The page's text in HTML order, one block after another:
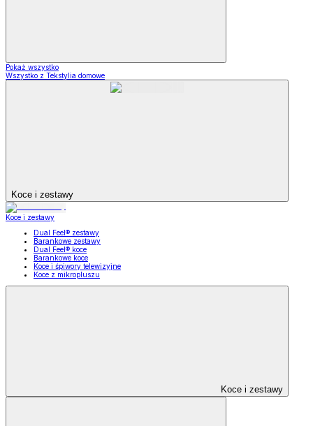
Pokaż wszystko
Wszystko z Tekstylia domowe
Koce i zestawy
Koce i zestawy
Dual Feel® zestawy
Barankowe zestawy
Dual Feel® koce
Barankowe koce
Koce i śpiwory telewizyjne
Koce z mikropluszu
Koce i zestawy